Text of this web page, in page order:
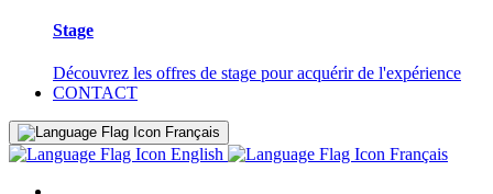
Stage
Découvrez les offres de stage pour acquérir de l'expérience
CONTACT
Français
English Français